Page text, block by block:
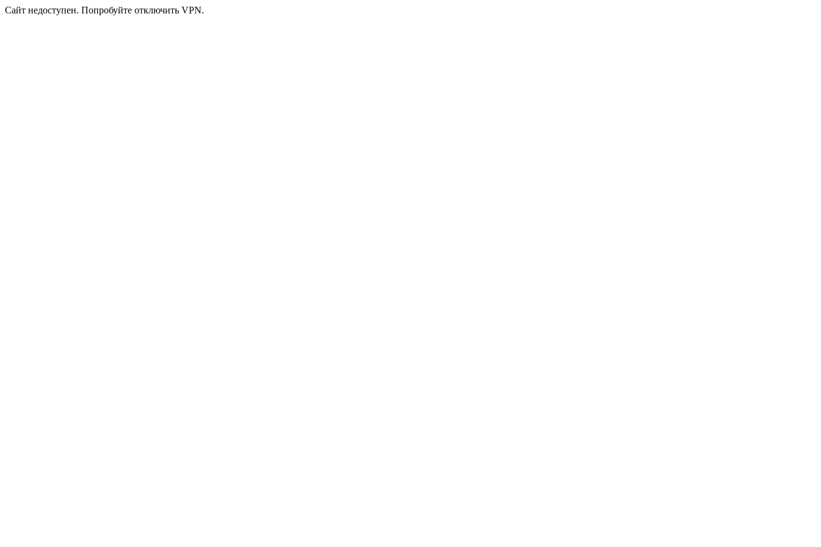
Сайт недоступен. Попробуйте отключить VPN.